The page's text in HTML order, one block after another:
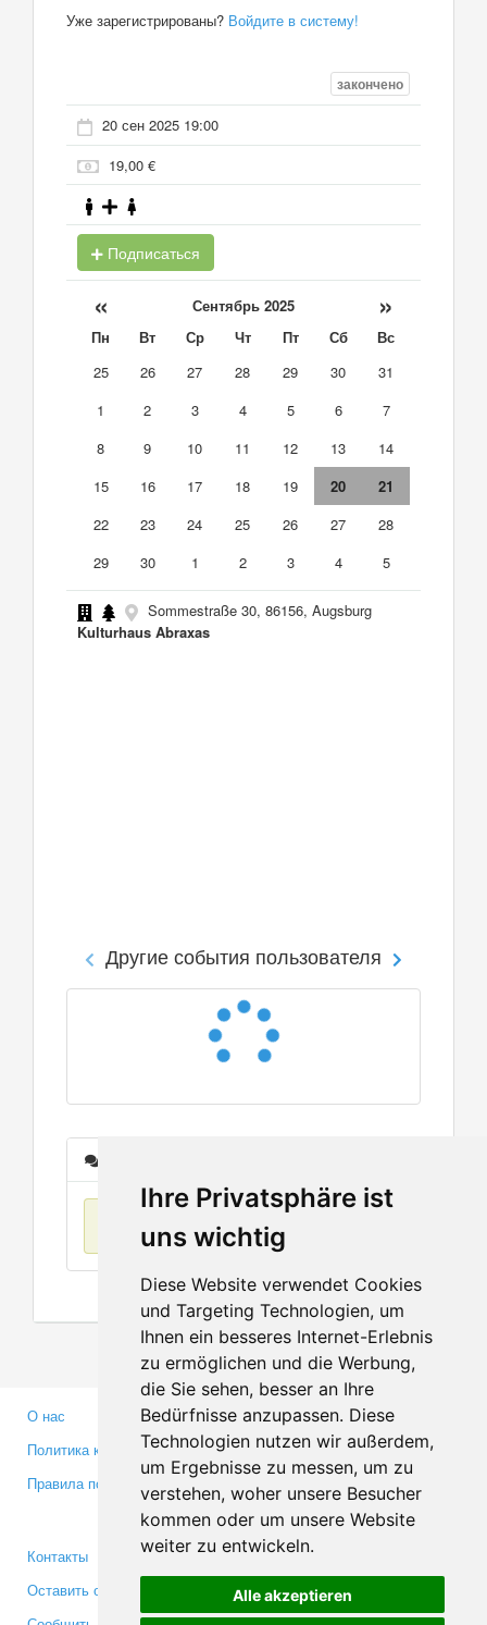
Ihre Privatsphäre ist
uns wichtig
Diese Website verwendet Cookies
und Targeting Technologien, um
Ihnen ein besseres Internet-Erlebnis
zu ermöglichen und die Werbung,
die Sie sehen, besser an Ihre
Bedürfnisse anzupassen. Diese
Technologien nutzen wir außerdem,
um Ergebnisse zu messen, um zu
verstehen, woher unsere Besucher
kommen oder um unsere Website
weiter zu entwickeln.
Alle akzeptieren
Уже зарегистрированы? Войдите в систему!
закончено
20 сен 2025 19:00
19,00 €
Подписаться
« Сентябрь 2025 »
Пн Вт Ср Чт Пт Сб
Вс
25
26 27 28 29 30
31
1
2 3 4 5 6
7
8
9 10 11 12 13
14
15
16 17 18 19 20
21
22
23 24 25 26 27
28
29
30 1 2 3 4 5
Sommestraße 30, 86156, Augsburg
Kulturhaus Abraxas
Другие события пользователя
О нас
Политика конфиденциальности
Правила пользования
Партнерам
Инвесторам
Медиа
Контакты
Оставить отзыв
Facebook
Twitter